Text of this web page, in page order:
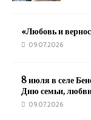
«Любовь и
09.07.2026
8 июля в селе
Дню семьи,
09.07.2026